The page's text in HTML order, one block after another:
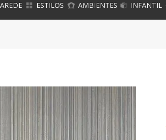
ESTILOS AMBIENTES INFANTIL